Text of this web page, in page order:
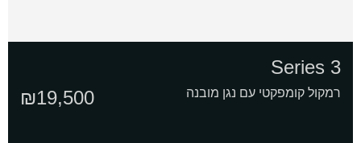
Series 3
רמקול קומפקטי עם נגן מובנה ₪19,500